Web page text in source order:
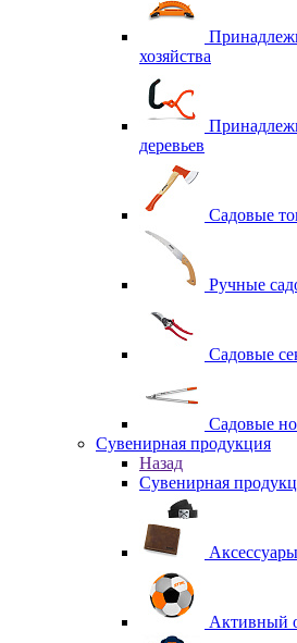
хозяйства
деревьев
Садовые
Ручные
Садовые
Садовые
Сувенирная продукция
Назад
Сувенирная
Аксессуары
Активный